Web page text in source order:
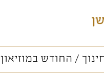
החודש במוזיאון